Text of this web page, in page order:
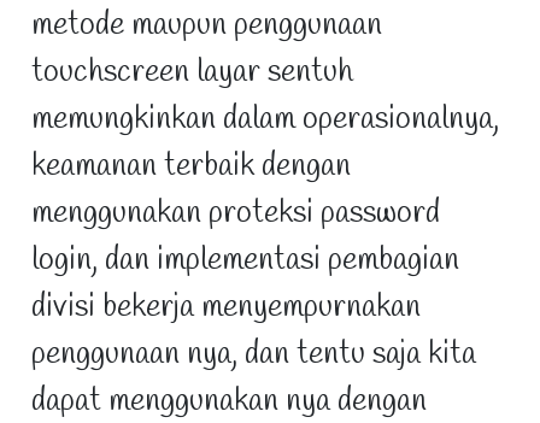
metode maupun penggunaan
touchscreen layar sentuh
memungkinkan dalam operasionalnya,
keamanan terbaik dengan
menggunakan proteksi password
login, dan implementasi pembagian
divisi bekerja menyempurnakan
penggunaan nya, dan tentu saja kita
dapat menggunakan nya dengan